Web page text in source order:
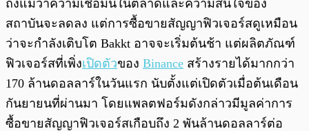
ถึงแม้ว่าความเชื่อมั่นในตลาดและความสนใจของ
สถาบันจะลดลง แต่การซื้อขายสัญญาฟิวเจอร์สดูเหมือน
ว่าจะกำลังเติบโต Bakkt อาจจะเริ่มต้นช้า แต่ผลิตภัณฑ์
ฟิวเจอร์สที่เพิ่งเปิดตัวของ Binance สร้างรายได้มากกว่า
170 ล้านดอลลาร์ในวันแรก นับตั้งแต่เปิดตัวเมื่อต้นเดือน
กันยายนที่ผ่านมา โดยแพลตฟอร์มดังกล่าวมีมูลค่าการ
ซื้อขายสัญญาฟิวเจอร์สเกือบถึง 2 พันล้านดอลลาร์ต่อ